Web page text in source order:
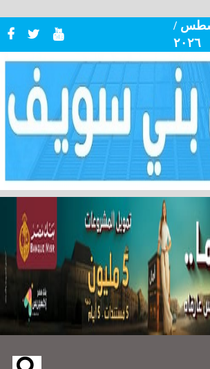
/ أغسطس /
٢٠٢٦